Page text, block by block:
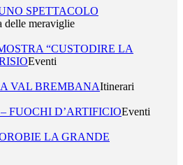
SPETTACOLO
delle meraviglie
“CUSTODIRE LA
Eventi
VAL BREMBANAItinerari
FUOCHI D’ARTIFICIOEventi
LA GRANDE